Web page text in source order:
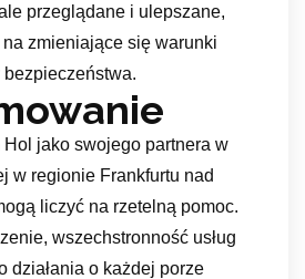
przeglądane i ulepszane,
zmieniające się warunki
jako swojego partnera w
w regionie Frankfurtu nad
liczyć na rzetelną pomoc.
wszechstronność usług
działania o każdej porze